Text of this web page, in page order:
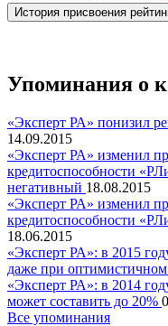
История присвоения
Упоминания о
«Эксперт РА» понизил
14.09.2015
«Эксперт РА» изменил
кредитоспособности
негативный 18.08.2015
«Эксперт РА» изменил
кредитоспособности
18.06.2015
«Эксперт РА»: в 2015
даже при
«Эксперт РА»: в 2014
может составить до 20%
Все упоминания